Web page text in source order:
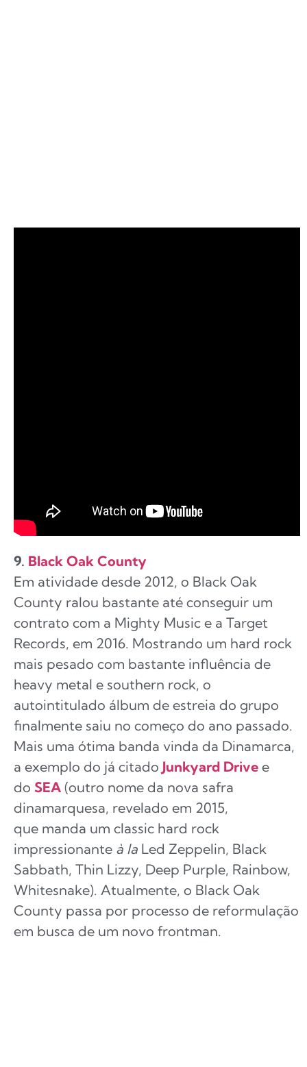
9. Black Oak County
Em atividade desde 2012, o Black Oak
County ralou bastante até conseguir um
contrato com a Mighty Music e a Target
Records, em 2016. Mostrando um hard rock
mais pesado com bastante influência de
heavy metal e southern rock, o
autointitulado álbum de estreia do grupo
finalmente saiu no começo do ano passado.
Mais uma ótima banda vinda da Dinamarca,
a exemplo do já citado Junkyard Drive e
do SEA (outro nome da nova safra
dinamarquesa, revelado em 2015,
que manda um classic hard rock
impressionante à la Led Zeppelin, Black
Sabbath, Thin Lizzy, Deep Purple, Rainbow,
Whitesnake). Atualmente, o Black Oak
County passa por processo de reformulação
em busca de um novo frontman.